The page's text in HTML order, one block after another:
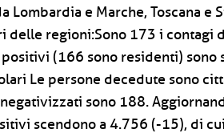
Lombardia e Marche, Toscana e
delle regioni:Sono 173 i contagi
(166 sono residenti)
Le persone decedute sono
sono 188.
scendono a 4.756 (-15), di